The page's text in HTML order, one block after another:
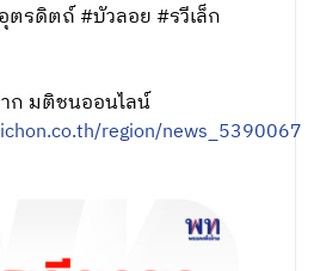
ตรดิตถ์ #บัวลอย #รวีเล็ก
ก มติชนออนไลน์
region/news_5390067